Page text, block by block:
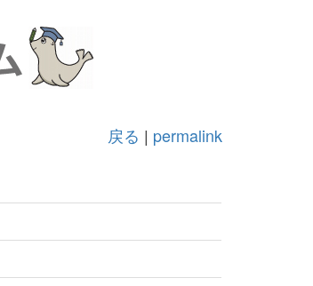
戻る | permalink